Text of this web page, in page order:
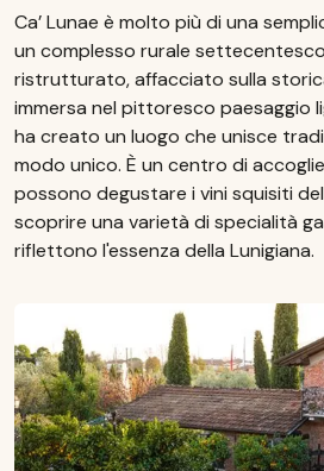
Ca’ Lunae è molto più di una
un complesso rurale
ristrutturato, affacciato sulla
immersa nel pittoresco paesaggio
ha creato un luogo che unisce
modo unico. È un centro di
possono degustare i vini squisiti
scoprire una varietà di specialità
riflettono l'essenza della Lunigiana.